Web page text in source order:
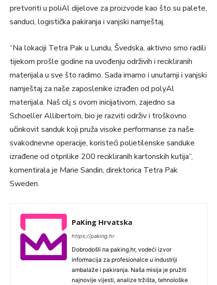
pretvoriti u poliAl dijelove za proizvode kao što su palete,
sanduci, logistička pakiranja i vanjski namještaj.
“Na lokaciji Tetra Pak u Lundu, Švedska, aktivno smo radili
tijekom prošle godine na uvođenju održivih i recikliranih
materijala u sve što radimo. Sada imamo i unutarnji i vanjski
namještaj za naše zaposlenike izrađen od polyAl
materijala. Naš cilj s ovom inicijativom, zajedno sa
Schoeller Allibertom, bio je razviti održiv i troškovno
učinkovit sanduk koji pruža visoke performanse za naše
svakodnevne operacije, koristeći polietilenske sanduke
izrađene od otprilike 200 recikliranih kartonskih kutija”,
komentirala je Marie Sandin, direktorica Tetra Pak
Sweden.
PaKing Hrvatska
https://paking.hr
Dobrodošli na paking.hr, vodeći izvor
informacija za profesionalce u industriji
ambalaže i pakiranja. Naša misija je pružiti
najnovije vijesti, analize tržišta, tehnološke